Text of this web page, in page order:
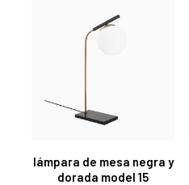
lámpara de mesa negra y
dorada model 15